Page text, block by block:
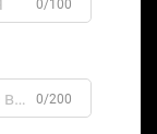
0/100
0/200